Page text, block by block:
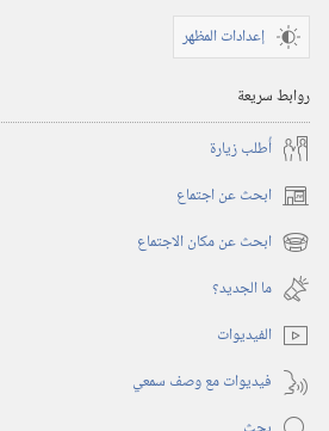
إعدادات المظهر
روابط سريعة
أُطلب زيارة
ابحث عن اجتماع (يفتح
نافذة ابحث عن مكان الاجتماع (يفتح
نافذة
جديدة)
ما الجديد؟‏
الفيديوات
فيديوات مع وصف سمعي